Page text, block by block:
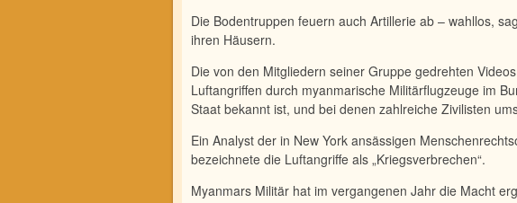
Die Bodentruppen feuern auch Artillerie ab – wahllos,
ihren Häu­sern.
Die von den Mitgliedern seiner Gruppe gedrehten
Luftangrif­fen durch myanmarische Militärflugzeuge im
Staat bekannt ist, und bei denen zahlreiche Zivilisten
Ein Analyst der in New York ansässigen
bezeichnete die Luftangriffe als „Kriegsverbrechen“.
Myanmars Militär hat im vergangenen Jahr die Macht